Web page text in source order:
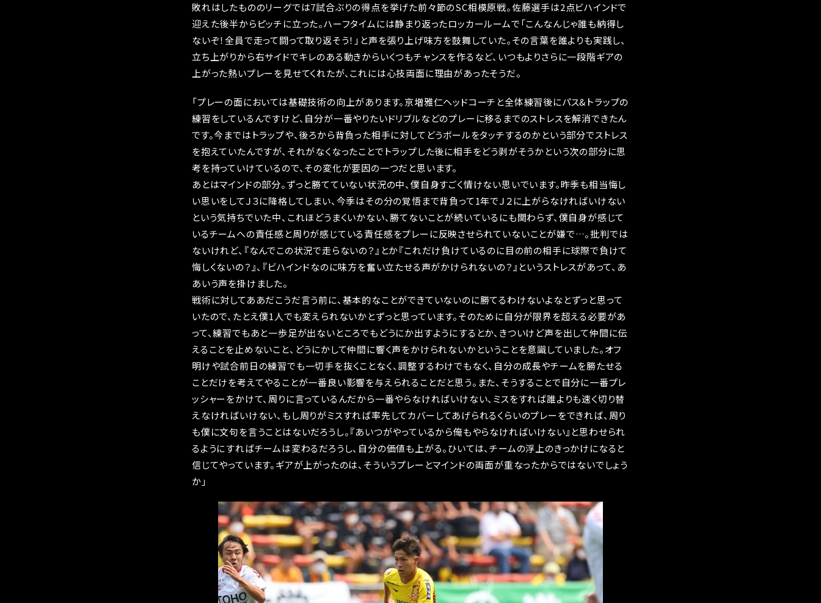
敗れはしたもののリーグでは7試合ぶりの得点を挙げた前々節のSC相模原戦。佐藤選手は2点ビハインドで
迎えた後半からピッチに立った。ハーフタイムには静まり返ったロッカールームで「こんなんじゃ誰も納得し
ないぞ！全員で走って闘って取り返そう！」と声を張り上げ味方を鼓舞していた。その言葉を誰よりも実践し、
立ち上がりから右サイドでキレのある動きからいくつもチャンスを作るなど、いつもよりさらに一段階ギアの
上がった熱いプレーを見せてくれたが、これには心技両面に理由があったそうだ。
「プレーの面においては基礎技術の向上があります。京増雅仁ヘッドコーチと全体練習後にパス&トラップの
練習をしているんですけど、自分が一番やりたいドリブルなどのプレーに移るまでのストレスを解消できたん
です。今まではトラップや、後ろから背負った相手に対してどうボールをタッチするのかという部分でストレス
を抱えていたんですが、それがなくなったことでトラップした後に相手をどう剥がそうかという次の部分に思
考を持っていけているので、その変化が要因の一つだと思います。
あとはマインドの部分。ずっと勝てていない状況の中、僕自身すごく情けない思いでいます。昨季も相当悔し
い思いをしてＪ３に降格してしまい、今季はその分の覚悟まで背負って1年でＪ２に上がらなければいけない
という気持ちでいた中、これほどうまくいかない、勝てないことが続いているにも関わらず、僕自身が感じて
いるチームへの責任感と周りが感じている責任感をプレーに反映させられていないことが嫌で…。批判では
ないけれど、『なんでこの状況で走らないの？』とか『これだけ負けているのに目の前の相手に球際で負けて
悔しくないの？』、『ビハインドなのに味方を奮い立たせる声がかけられないの？』というストレスがあって、あ
あいう声を掛けました。
戦術に対してああだこうだ言う前に、基本的なことができていないのに勝てるわけないよなとずっと思って
いたので、たとえ僕1人でも変えられないかとずっと思っています。そのために自分が限界を超える必要があ
って、練習でもあと一歩足が出ないところでもどうにか出すようにするとか、きついけど声を出して仲間に伝
えることを止めないこと、どうにかして仲間に響く声をかけられないかということを意識していました。オフ
明けや試合前日の練習でも一切手を抜くことなく、調整するわけでもなく、自分の成長やチームを勝たせる
ことだけを考えてやることが一番良い影響を与えられることだと思う。また、そうすることで自分に一番プレ
ッシャーをかけて、周りに言っているんだから一番やらなければいけない、ミスをすれば誰よりも速く切り替
えなければいけない、もし周りがミスすれば率先してカバーしてあげられるくらいのプレーをできれば、周り
も僕に文句を言うことはないだろうし。『あいつがやっているから俺もやらなければいけない』と思わせられ
るようにすればチームは変わるだろうし、自分の価値も上がる。ひいては、チームの浮上のきっかけになると
信じてやっています。ギアが上がったのは、そういうプレーとマインドの両面が重なったからではないでしょう
か」